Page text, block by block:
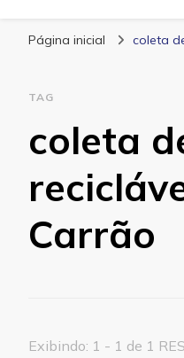
Página inicial coleta
TAG
coleta
Carrão
Exibindo: 1 - 1 de 1